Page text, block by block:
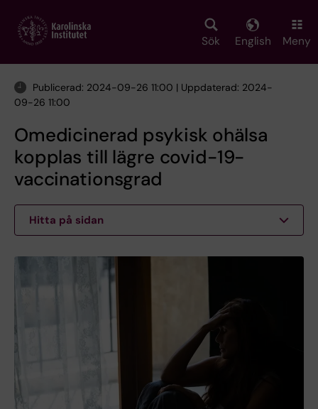
main
Sök English Meny
Publicerad: 2024-09-26 11:00 | Uppdaterad: 2024-
09-26 11:00
Omedicinerad psykisk ohälsa
kopplas till lägre covid-19-
vaccinationsgrad
Hitta på sidan